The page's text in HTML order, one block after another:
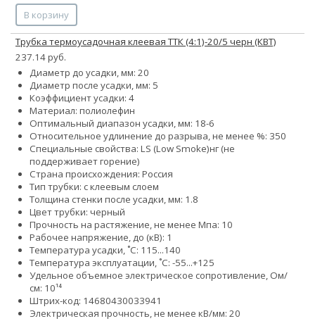
В корзину
Трубка термоусадочная клеевая ТТК (4:1)-20/5 черн (КВТ)
237.14 руб.
Диаметр до усадки, мм: 20
Диаметр после усадки, мм: 5
Коэффициент усадки: 4
Материал: полиолефин
Оптимальный диапазон усадки, мм: 18-6
Относительное удлинение до разрыва, не менее %: 350
Специальные свойства: LS (Low Smoke)нг (не
поддерживает горение)
Страна происхождения: Россия
Тип трубки: с клеевым слоем
Толщина стенки после усадки, мм: 1.8
Цвет трубки: черный
Прочность на растяжение, не менее Мпа: 10
Рабочее напряжение, до (кВ): 1
Температура усадки, ˚С: 115...140
Температура эксплуатации, ˚С: -55...+125
Удельное объемное электрическое сопротивление, Ом/
см: 10¹⁴
Штрих-код: 14680430033941
Электрическая прочность, не менее кВ/мм: 20